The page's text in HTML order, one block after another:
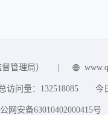
管理局）
访问量： 132518085 今
网安备63010402000415号